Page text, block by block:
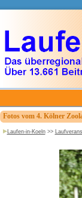
Fotos vom 4. Kölner
Laufen-in-Koeln>>